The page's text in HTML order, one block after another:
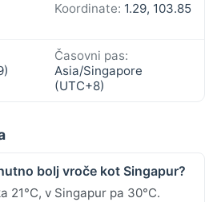
Koordinate: 1.29, 103.85
Časovni pas:
Asia/Singapore
(UTC+8)
bolj vroče kot Singapur?
21°C, v Singapur pa 30°C.